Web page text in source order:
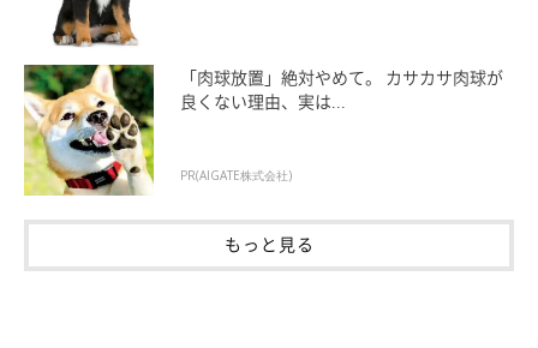
「肉球放置」絶対やめて。 カサカサ肉球が
良くない理由、実は...
PR(AIGATE株式会社)
もっと見る